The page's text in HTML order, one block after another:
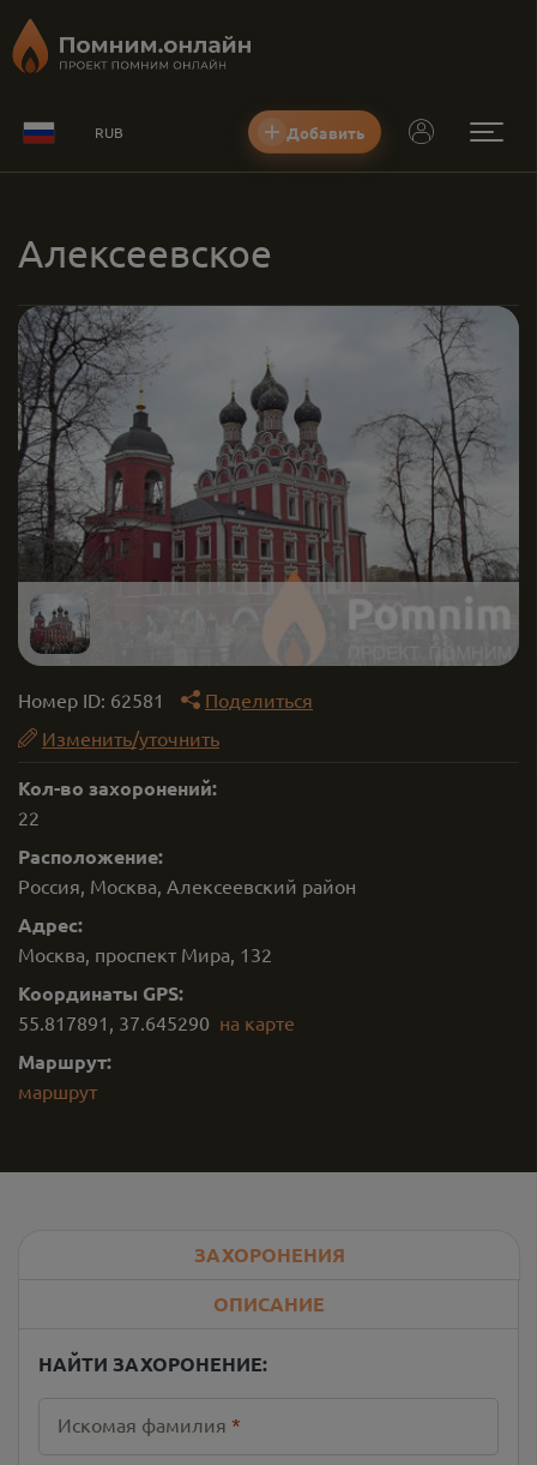
RUB Добавить
Алексеевское
Номер ID: 62581
Поделиться
Изменить/уточнить
Кол-во захоронений:
22
Расположение:
Россия, Москва, Алексеевский район
Адрес:
Москва, проспект Мира, 132
Координаты GPS:
55.817891 , 37.645290 на карте
Маршрут:
маршрут
ЗАХОРОНЕНИЯ
ОПИСАНИЕ
НАЙТИ ЗАХОРОНЕНИЕ:
Искомая фамилия *